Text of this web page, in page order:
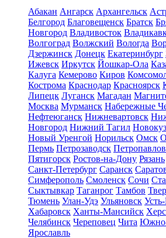
Абакан Ангарск Архангельск
Белгород Благовещенск Братск
Новгород Владивосток
Волгоград Волжский Вологда
Дзержинск Донецк Екатеринбург
Ижевск Иркутск Йошкар-Ола
Калуга Кемерово Киров
Кострома Краснодар Красноярск
Липецк Луганск Магадан
Москва Мурманск Набережные
Нефтеюганск Нижневартовск
Новгород Нижний Тагил
Новый Уренгой Норильск Омск
Пермь Петрозаводск
Пятигорск Ростов-на-Дону Рязань
Санкт-Петербург Саранск
Симферополь Смоленск Сочи
Сыктывкар Таганрог Тамбов
Тюмень Улан-Удэ Ульяновск
Хабаровск Ханты-Мансийск
Челябинск Череповец Чита
Ярославль